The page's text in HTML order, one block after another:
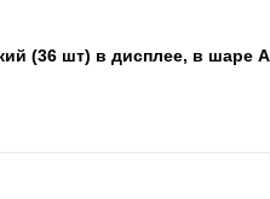
(36 шт) в дисплее, в шаре